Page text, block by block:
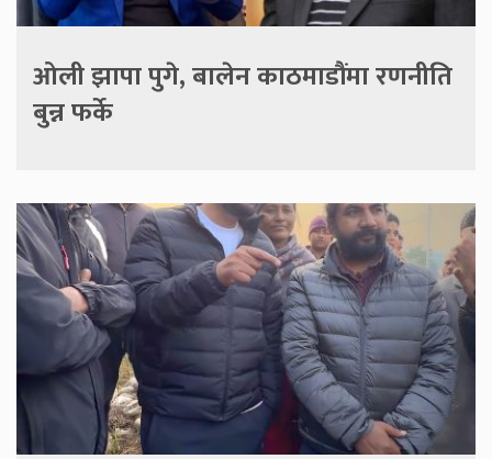
ओली झापा पुगे, बालेन काठमाडौंमा रणनीति
बुन्न फर्के